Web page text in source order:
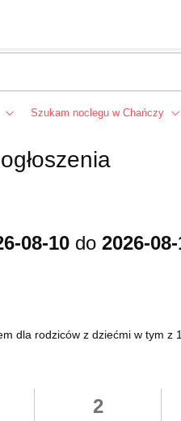
Szukam noclegu w Chańczy
08-10 do 2026-
dla rodziców z dziećmi w tym z
2